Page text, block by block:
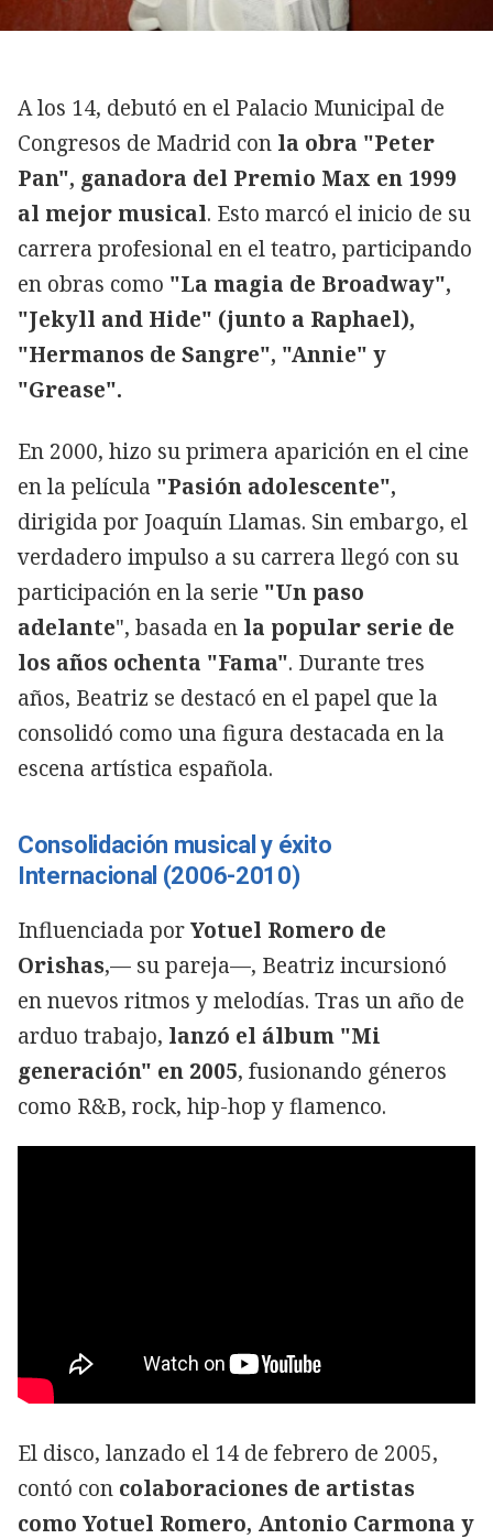
A los 14, debutó en el Palacio Municipal de
Congresos de Madrid con la obra "Peter
Pan", ganadora del Premio Max en 1999
al mejor musical. Esto marcó el inicio de su
carrera profesional en el teatro, participando
en obras como "La magia de Broadway",
"Jekyll and Hide" (junto a Raphael),
"Hermanos de Sangre", "Annie" y
"Grease".
En 2000, hizo su primera aparición en el cine
en la película "Pasión adolescente",
dirigida por Joaquín Llamas. Sin embargo, el
verdadero impulso a su carrera llegó con su
participación en la serie "Un paso
adelante", basada en la popular serie de
los años ochenta "Fama". Durante tres
años, Beatriz se destacó en el papel que la
consolidó como una figura destacada en la
escena artística española.
Consolidación musical y éxito
Internacional (2006-2010)
Influenciada porYotuel Romero de
Orishas,— su pareja—, Beatriz incursionó
en nuevos ritmos y melodías. Tras un año de
arduo trabajo, lanzó el álbum "Mi
generación" en 2005, fusionando géneros
como R&B, rock, hip-hop y flamenco.
El disco, lanzado el 14 de febrero de 2005,
contó con colaboraciones de artistas
como Yotuel Romero, Antonio Carmona y